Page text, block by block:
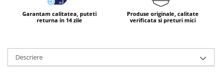
Garantam calitatea, puteti
returna in 14 zile
Produse originale, calitate
verificata si preturi mici
Descriere